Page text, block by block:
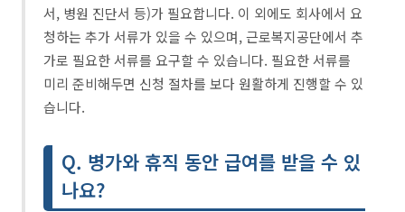
서, 병원 진단서 등)가 필요합니다. 이 외에도 회사에서 요
청하는 추가 서류가 있을 수 있으며, 근로복지공단에서 추
가로 필요한 서류를 요구할 수 있습니다. 필요한 서류를
미리 준비해두면 신청 절차를 보다 원활하게 진행할 수 있
습니다.
Q. 병가와 휴직 동안 급여를 받을 수 있
나요?